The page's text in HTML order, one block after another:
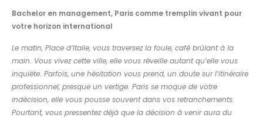
Bachelor en management, Paris comme tremplin vivant pour
votre horizon international
Le matin, Place d’Italie, vous traversez la foule, café brûlant à la
main. Vous vivez cette ville, elle vous réveille autant qu’elle vous
inquiète. Parfois, une hésitation vous prend, un doute sur l’itinéraire
professionnel, presque un vertige. Paris se moque de votre
indécision, elle vous pousse souvent dans vos retranchements.
Pourtant, vous pressentez déjà que la décision à venir aura du